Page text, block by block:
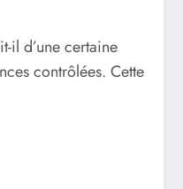
il d’une certaine
contrôlées. Cette